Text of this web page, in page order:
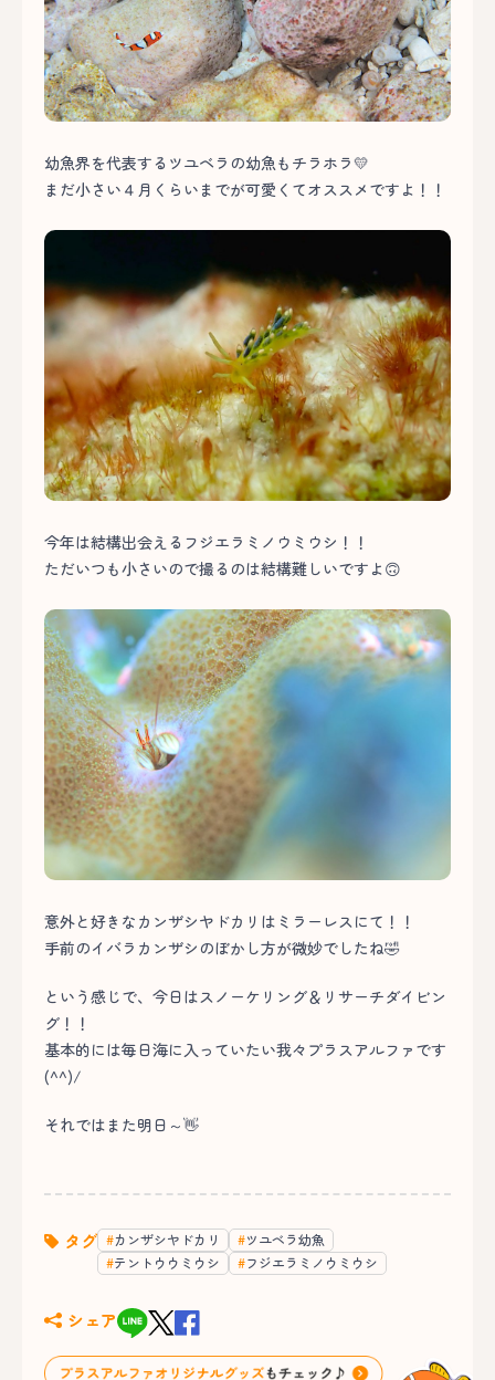
幼魚界を代表するツユベラの幼魚もチラホラ💛
まだ小さい４月くらいまでが可愛くてオススメですよ！！
今年は結構出会えるフジエラミノウミウシ！！
ただいつも小さいので撮るのは結構難しいですよ🙃
意外と好きなカンザシヤドカリはミラーレスにて！！
手前のイバラカンザシのぼかし方が微妙でしたね🤣
という感じで、今日はスノーケリング＆リサーチダイビン
グ！！
基本的には毎日海に入っていたい我々プラスアルファです
(^^)/
それではまた明日～👋
タグ カンザシヤドカリ
ツユベラ幼魚
テントウウミウシ
フジエラミノウミウシ
シェア